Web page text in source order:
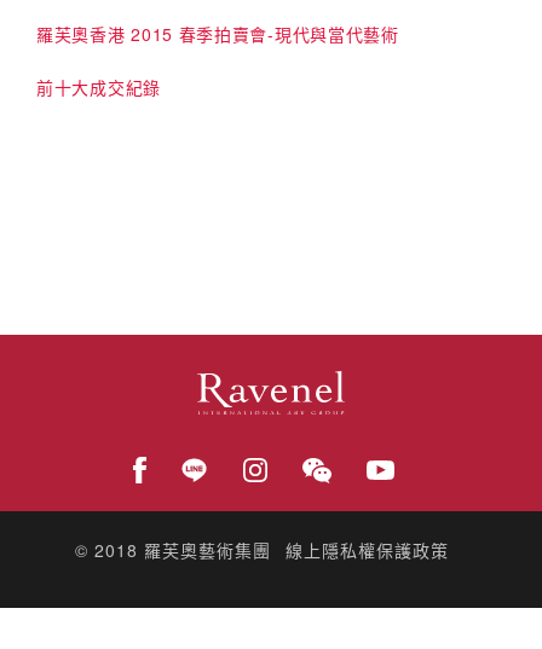
羅芙奧香港 2015 春季拍賣會-現代與當代藝術
前十大成交紀錄
© 2018 羅芙奧藝術集團 線上隱私權保護政策